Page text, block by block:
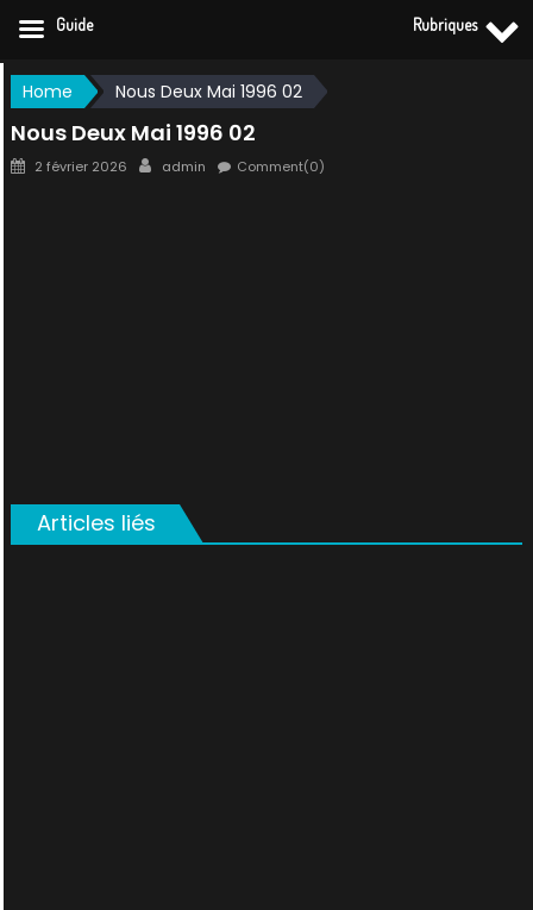
Skip
to
content
Home Nous Deux Mai 1996 02
Nous Deux Mai 1996 02
Posted
2 février 2026 Author
admin Comment(0)
Articles liés
Guide Rubriques